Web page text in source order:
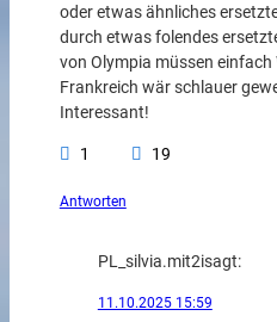
oder etwas ähnliches
durch etwas folendes
von Olympia müssen
Frankreich wär schlauer
Interessant!
1 19
Antworten
PL_silvia.mit2isagt:
11.10.2025 15:59